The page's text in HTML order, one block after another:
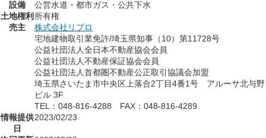
設備
公営水道・都市ガス・公共下水
土地権利 所有権
売主
株式会社リプロ
宅地建物取引業免許/埼玉県知事（10）第11728号
公益社団法人全日本不動産協会会員
公益社団法人不動産保証協会会員
公益社団法人首都圏不動産公正取引協議会加盟
埼玉県さいたま市中央区上落合2丁目4番1号 アルーサ北与野
ビル 3F
TEL：048-816-4288 FAX：048-816-4289
情報提供
日
2023/02/23